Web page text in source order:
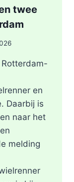
twee
en
Daarbij is
naar het
melding